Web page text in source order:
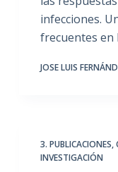
infecciones.
frecuentes en
JOSE LUIS
3. PUBLICACIONES,
INVESTIGACIÓN